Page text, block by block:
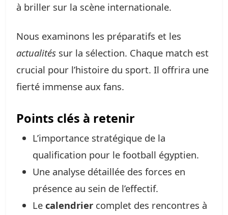
à briller sur la scène internationale.
Nous examinons les préparatifs et les
actualités sur la sélection. Chaque match est
crucial pour l’histoire du sport. Il offrira une
fierté immense aux fans.
Points clés à retenir
L’importance stratégique de la
qualification pour le football égyptien.
Une analyse détaillée des forces en
présence au sein de l’effectif.
Le calendrier complet des rencontres à